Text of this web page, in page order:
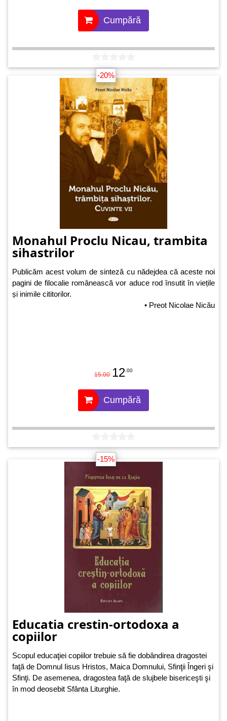
Cumpără
-20%
Monahul Proclu Nicau, trambita
sihastrilor
Publicăm acest volum de sinteză cu nădejdea că aceste noi
pagini de filocalie românească vor aduce rod însutit în viețile
și inimile cititorilor.
• Preot Nicolae Nicău
15.00 12 .00
Cumpără
-15%
Educatia crestin-ortodoxa a
copiilor
Scopul educaţiei copiilor trebuie să fie dobândirea dragostei
faţă de Domnul Iisus Hristos, Maica Domnului, Sfinţii Îngeri şi
Sfinţi. De asemenea, dragostea faţă de slujbele bisericeşti şi
în mod deosebit Sfânta Liturghie.